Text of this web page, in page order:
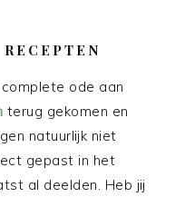
ode aan
terug gekomen en
natuurlijk niet
gepast in het
al deelden. Heb jij